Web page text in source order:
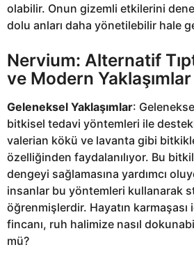
olabilir. Onun gizemli etkilerini
dolu anları daha yönetilebilir hale
Nervium: Alternatif
ve Modern Yaklaşımlar
Geleneksel Yaklaşımlar:
bitkisel tedavi yöntemleri ile
valerian kökü ve lavanta gibi
özelliğinden faydalanılıyor. Bu
dengeyi sağlamasına yardımcı
insanlar bu yöntemleri kullanarak
öğrenmişlerdir. Hayatın
fincanı, ruh halimize nasıl
mü?